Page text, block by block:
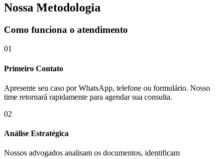
Nossa Metodologia
Como funciona o atendimento
01
Primeiro Contato
Apresente seu caso por WhatsApp, telefone ou formulário. Nosso
time retornará rapidamente para agendar sua consulta.
02
Análise Estratégica
Nossos advogados analisam os documentos, identificam